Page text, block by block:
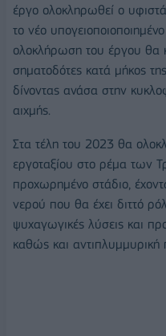
έργο ολοκληρωθεί ο
το νέο
ολοκλήρωση του έργου θα
σηματοδότες κατά μήκος
δίνοντας ανάσα στην
αιχμής.
Στα τέλη του 2023 θα
εργοταξίου στο ρέμα των
προχωρημένο στάδιο,
νερού που θα έχει διττό
ψυχαγωγικές λύσεις και
καθώς και αντιπλυμμυρική